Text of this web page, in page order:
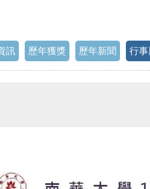
訊 歷年獲獎 歷年新聞 行